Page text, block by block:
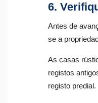
6.
Antes de
se a
As casas
registos
registo predial.